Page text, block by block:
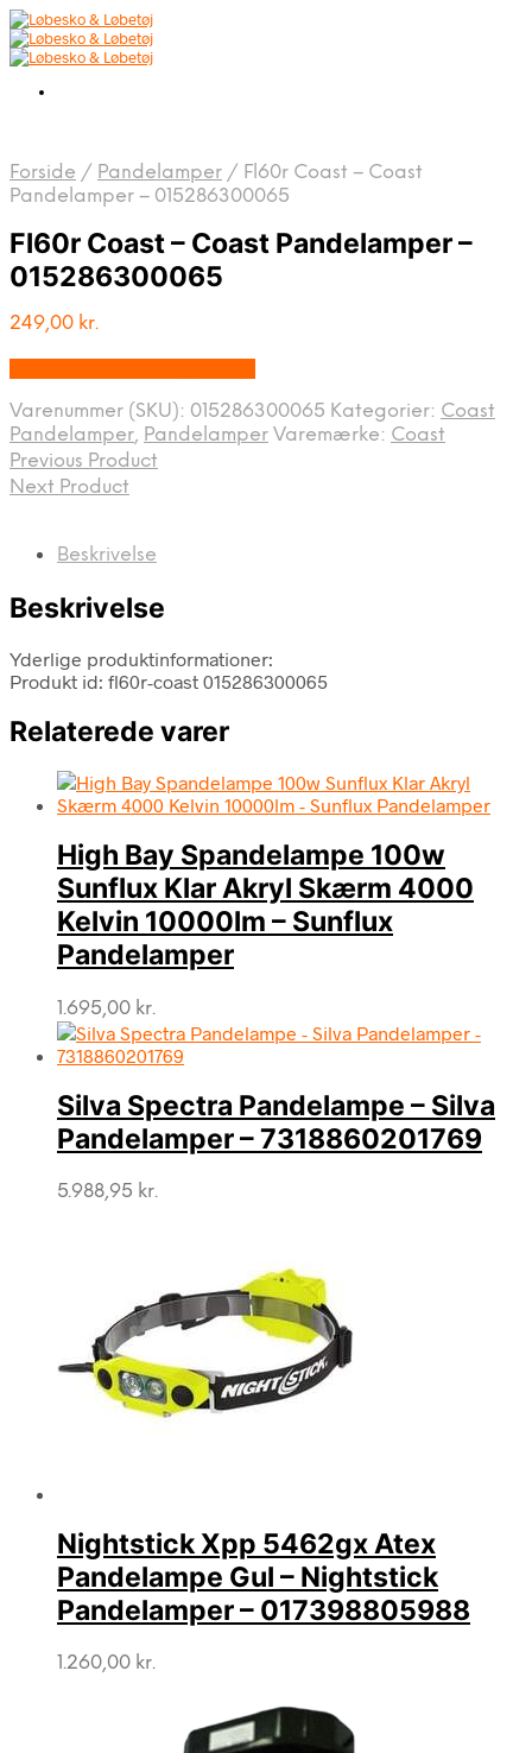
Forside / Pandelamper / Fl60r Coast – Coast
Pandelamper – 015286300065
Fl60r Coast – Coast Pandelamper –
015286300065
249,00 kr.
Varenummer (SKU): 015286300065 Kategorier: Coast
Pandelamper, Pandelamper Varemærke: Coast
Previous Product
Next Product
Beskrivelse
Beskrivelse
Yderlige produktinformationer:
Produkt id: fl60r-coast 015286300065
Relaterede varer
High Bay Spandelampe 100w
Sunflux Klar Akryl Skærm 4000
Kelvin 10000lm – Sunflux
Pandelamper
1.695,00 kr.
Silva Spectra Pandelampe – Silva
Pandelamper – 7318860201769
5.988,95 kr.
Nightstick Xpp 5462gx Atex
Pandelampe Gul – Nightstick
Pandelamper – 017398805988
1.260,00 kr.